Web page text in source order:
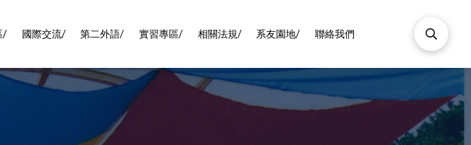
/ 國際交流/ 第二外語/ 實習專區/ 相關法規/ 系友園地/ 聯絡我們